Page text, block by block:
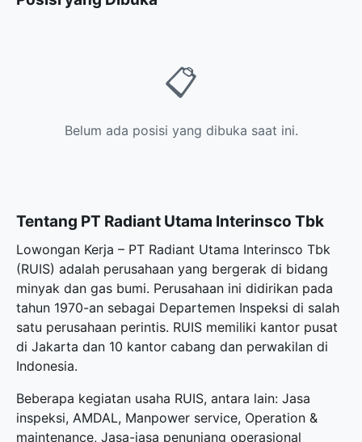
📋
Belum ada posisi yang dibuka saat ini.
Tentang PT Radiant Utama Interinsco Tbk
Lowongan Kerja – PT Radiant Utama Interinsco Tbk
(RUIS) adalah perusahaan yang bergerak di bidang
minyak dan gas bumi. Perusahaan ini didirikan pada
tahun 1970-an sebagai Departemen Inspeksi di salah
satu perusahaan perintis. RUIS memiliki kantor pusat
di Jakarta dan 10 kantor cabang dan perwakilan di
Indonesia.
Beberapa kegiatan usaha RUIS, antara lain: Jasa
inspeksi, AMDAL, Manpower service, Operation &
maintenance, Jasa-jasa penunjang operasional